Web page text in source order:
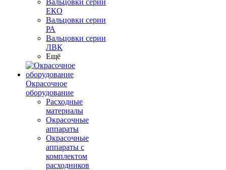
Вальцовки серии
ЕКО
Вальцовки серии
РА
Вальцовки серии
ЛВК
Ещё
Окрасочное
оборудование
Расходные
материалы
Окрасочные
аппараты
Окрасочные
аппараты с
комплектом
расходников